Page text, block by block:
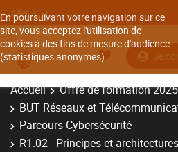
En poursuivant votre navigation sur ce
site, vous acceptez l'utilisation de
cookies à des fins de mesure d'audience
(statistiques anonymes).
Aller à
Se
Accueil Offre de formation
BUT Réseaux et
Parcours Cybersécurité
R1.02 - Principes et